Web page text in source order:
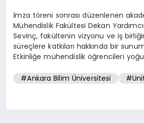
İmza töreni sonrası düzenlenen
Mühendislik Fakültesi Dekan
Sevinç, fakültenin vizyonu ve iş
süreçlere katkıları hakkında bir
Etkinliğe mühendislik öğrencileri
#Ankara Bilim Üniversitesi